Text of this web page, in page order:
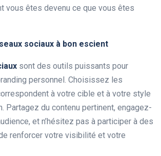
vous êtes devenu ce que vous êtes
sociaux à bon escient
sont des outils puissants pour
personnel. Choisissez les
à votre cible et à votre style
Partagez du contenu pertinent, engagez-
et n’hésitez pas à participer à des
renforcer votre visibilité et votre